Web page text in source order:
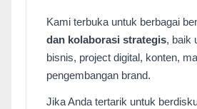
Kami terbuka untuk berbagai
dan kolaborasi strategis, baik
bisnis, project digital, konten,
pengembangan brand.
Jika Anda tertarik untuk